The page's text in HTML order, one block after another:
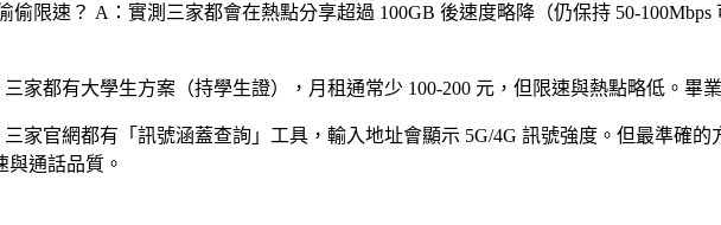
偷限速？ A：實測三家都會在熱點分享超過 100GB 後速度略降（仍保持 50-
三家都有大學生方案（持學生證），月租通常少 100-200 元，但限速與熱點略低。畢
三家官網都有「訊號涵蓋查詢」工具，輸入地址會顯示 5G/4G 訊號強度。但最準確的
與通話品質。